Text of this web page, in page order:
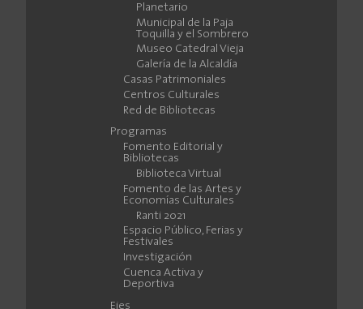
Planetario
Municipal de la Paja
Toquilla y el Sombrero
Museo Catedral Vieja
Galería de la Alcaldía
Casas Patrimoniales
Centros Culturales
Red de Bibliotecas
Programas
Fomento Editorial y
Bibliotecas
Biblioteca Virtual
Fomento de las Artes y
Economías Culturales
Ranti 2021
Espacio Público, Ferias y
Festivales
Investigación
Cuenca Activa y
Deportiva
Ejes